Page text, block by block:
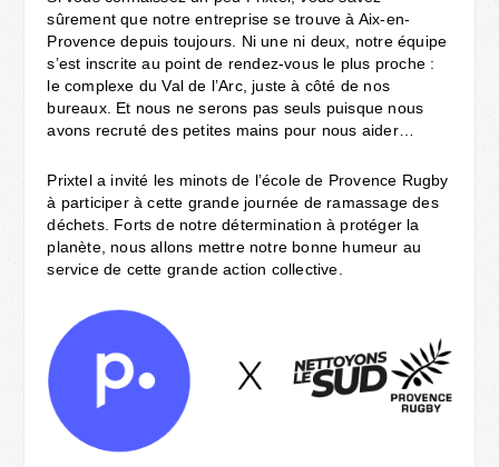
sûrement que notre entreprise se trouve à Aix-en-
Provence depuis toujours. Ni une ni deux, notre équipe
s’est inscrite au point de rendez-vous le plus proche :
le complexe du Val de l’Arc, juste à côté de nos
bureaux. Et nous ne serons pas seuls puisque nous
avons recruté des petites mains pour nous aider…
Prixtel a invité les minots de l’école de Provence Rugby
à participer à cette grande journée de ramassage des
déchets. Forts de notre détermination à protéger la
planète, nous allons mettre notre bonne humeur au
service de cette grande action collective.